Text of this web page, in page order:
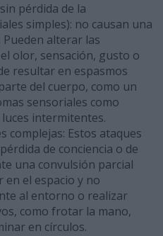
pérdida de la
simples): no causan una
Pueden alterar las
olor, sensación, gusto o
resultar en espasmos
del cuerpo, como un
sensoriales como
intermitentes.
complejas: Estos ataques
de conciencia o de
una convulsión parcial
en el espacio y no
al entorno o realizar
como frotar la mano,
en círculos.